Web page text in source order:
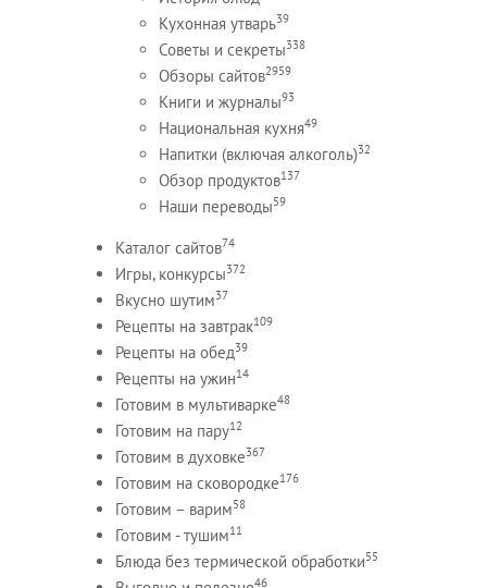
Кухонная утварь39
Советы и секреты338
Обзоры сайтов2959
Книги и журналы93
Национальная кухня49
Напитки (включая алкоголь)32
Обзор продуктов137
Наши переводы59
Каталог сайтов74
Игры, конкурсы372
Вкусно шутим37
Рецепты на завтрак109
Рецепты на обед39
Рецепты на ужин14
Готовим в мультиварке48
Готовим на пару12
Готовим в духовке367
Готовим на сковородке176
Готовим – варим58
Готовим - тушим11
Блюда без термической обработки55
46